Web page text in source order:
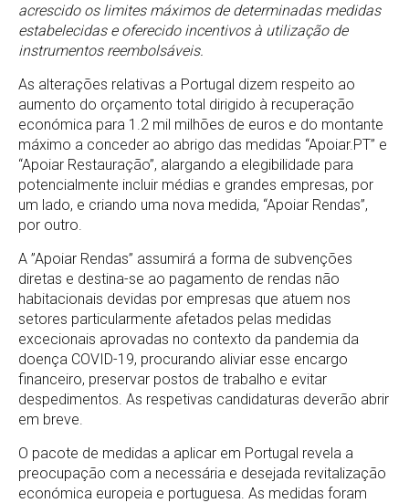
acrescido os limites máximos de determinadas medidas
estabelecidas e oferecido incentivos à utilização de
instrumentos reembolsáveis.
As alterações relativas a Portugal dizem respeito ao
aumento do orçamento total dirigido à recuperação
económica para 1.2 mil milhões de euros e do montante
máximo a conceder ao abrigo das medidas “Apoiar.PT” e
“Apoiar Restauração”, alargando a elegibilidade para
potencialmente incluir médias e grandes empresas, por
um lado, e criando uma nova medida, “Apoiar Rendas”,
por outro.
A ”Apoiar Rendas” assumirá a forma de subvenções
diretas e destina-se ao pagamento de rendas não
habitacionais devidas por empresas que atuem nos
setores particularmente afetados pelas medidas
excecionais aprovadas no contexto da pandemia da
doença COVID-19, procurando aliviar esse encargo
financeiro, preservar postos de trabalho e evitar
despedimentos. As respetivas candidaturas deverão abrir
em breve.
O pacote de medidas a aplicar em Portugal revela a
preocupação com a necessária e desejada revitalização
económica europeia e portuguesa. As medidas foram